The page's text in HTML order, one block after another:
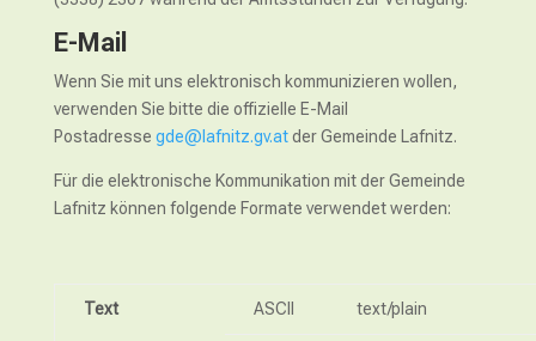
E-Mail
Wenn Sie mit uns elektronisch kommunizieren wollen,
verwenden Sie bitte die offizielle E-Mail
Postadresse gde@lafnitz.gv.at der Gemeinde Lafnitz.
Für die elektronische Kommunikation mit der Gemeinde
Lafnitz können folgende Formate verwendet werden:
Text ASCII text/plain